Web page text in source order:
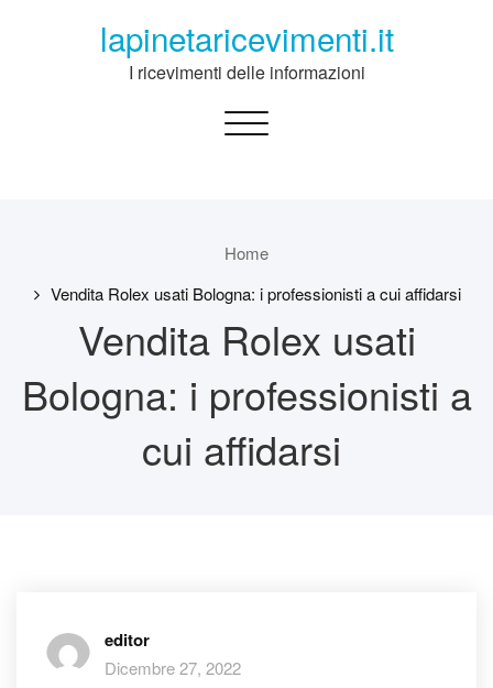
lapinetaricevimenti.it
I ricevimenti delle informazioni
Toggle
Home
Vendita Rolex usati Bologna: i professionisti a cui affidarsi
Vendita Rolex usati
Bologna: i professionisti a
cui affidarsi
editor
Dicembre 27, 2022